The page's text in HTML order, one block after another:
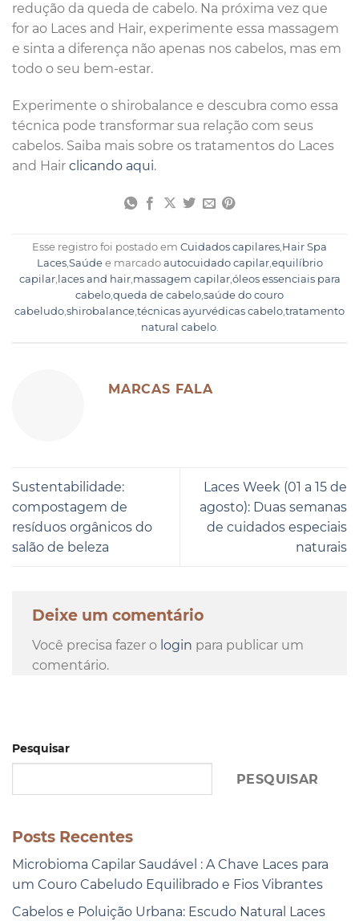
redução da queda de cabelo. Na próxima vez que
for ao Laces and Hair, experimente essa massagem
e sinta a diferença não apenas nos cabelos, mas em
todo o seu bem-estar.
Experimente o shirobalance e descubra como essa
técnica pode transformar sua relação com seus
cabelos. Saiba mais sobre os tratamentos do Laces
and Hair clicando aqui.
Esse registro foi postado em Cuidados capilares,Hair Spa
Laces,Saúdee marcado autocuidado capilar,equilíbrio
capilar, laces and hair,massagem capilar,óleos essenciais para
cabelo,queda de cabelo,saúde do couro
cabeludo,shirobalance,técnicas ayurvédicas cabelo,tratamento
natural cabelo.
MARCAS FALA
Sustentabilidade:
compostagem de
resíduos orgânicos do
salão de beleza
Laces Week (01 a 15 de
agosto): Duas semanas
de cuidados especiais
naturais
Deixe um comentário
Você precisa fazer o login para publicar um
comentário.
Pesquisar
PESQUISAR
Posts Recentes
Microbioma Capilar Saudável : A Chave Laces para
um Couro Cabeludo Equilibrado e Fios Vibrantes
Cabelos e Poluição Urbana: Escudo Natural Laces